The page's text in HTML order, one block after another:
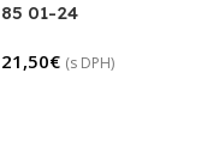
85 01-24
21,50€ (s DPH)